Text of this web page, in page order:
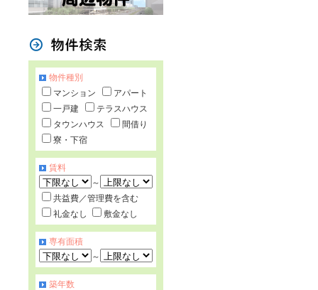
物件種別
マンション
アパート
一戸建
テラスハウス
タウンハウス
間借り
寮・下宿
賃料
～
共益費／管理費を含む
礼金なし
敷金なし
専有面積
～
築年数